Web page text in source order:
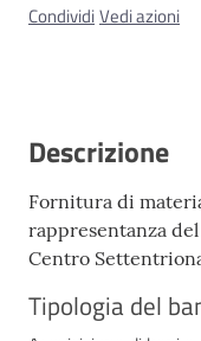
CondividiVedi azioni
Descrizione
Fornitura di
rappresentanza
Centro
Tipologia del